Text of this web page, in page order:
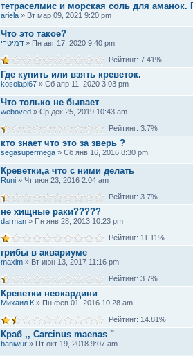
тетраселмис и морская соль для аманок.
ariela » Вт мар 09, 2021 9:20 pm
Что это такое?
דמיטרי » Пн авг 17, 2020 9:40 pm
Рейтинг: 7.41%
Где купить или взять креветок.
kosolapi67 » Сб апр 11, 2020 3:03 pm
Что только не бывает
weboved » Ср дек 25, 2019 10:43 am
Рейтинг: 3.7%
кто знает что это за зверь ?
segasupermega » Сб янв 16, 2016 8:30 pm
Креветки,а что с ними делать
Runi » Чт июн 23, 2016 2:04 am
Рейтинг: 3.7%
не хищные раки?????
darman » Пн янв 28, 2013 10:23 pm
Рейтинг: 11.11%
грибы в аквариуме
maxim » Вт июн 13, 2017 11:16 pm
Рейтинг: 3.7%
Креветки неокардини
Михаил К » Пн фев 01, 2016 10:28 am
Рейтинг: 14.81%
Краб ,, Carcinus maenas "
baniwur » Пт окт 19, 2018 9:07 am